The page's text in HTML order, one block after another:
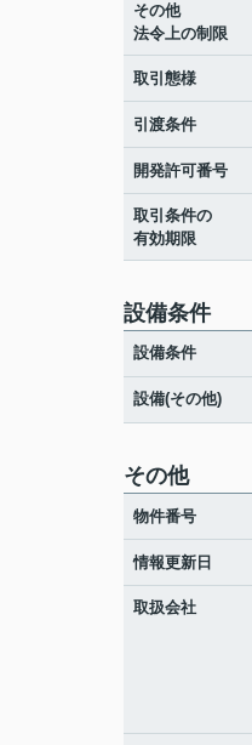
その他
法令上の制限
取引態様
引渡条件
開発許可番号
取引条件の
有効期限
設備条件
設備条件
設備(その他)
その他
物件番号
情報更新日
取扱会社